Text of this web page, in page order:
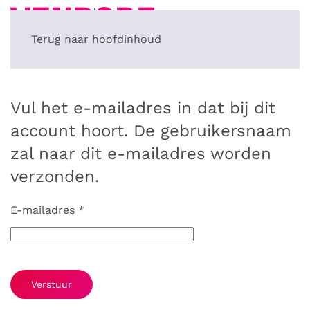
Terug naar hoofdinhoud
Vul het e-mailadres in dat bij dit
account hoort. De gebruikersnaam
zal naar dit e-mailadres worden
verzonden.
E-mailadres *
Verstuur